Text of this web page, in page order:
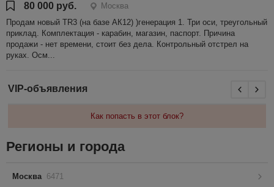
80 000 руб.
Москва
Продам новый TR3 (на базе АК12) )генерация 1. Три оси, треугольный
приклад. Комплектация - карабин, магазин, паспорт. Причина
продажи - нет времени, стоит без дела. Контрольный отстрел на
руках. Осм...
VIP-объявления
Как попасть в этот блок?
Регионы и города
Москва 6471